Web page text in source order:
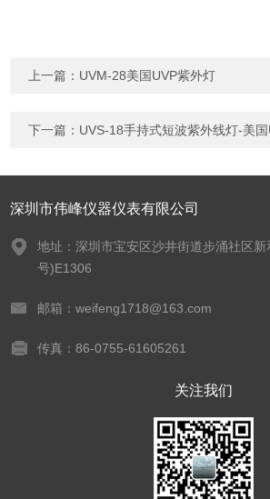
上一篇： UVM-28美国UVP紫外灯
下一篇： UVS-18手持式短波紫外线灯-美国
深圳市伟峰仪器仪表有限公司
地址：深圳市宝安区沙井街道步涌社区
号)E1306
邮箱：weifeng1718@163.com
传真：86-0755-61605261
关注我们